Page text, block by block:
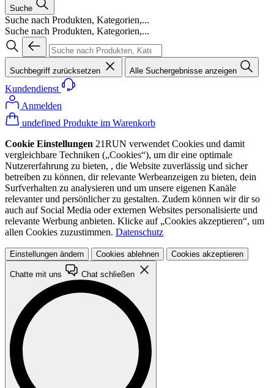
Suche
Suche nach Produkten, Kategorien,...
Suche nach Produkten, Kategorien,...
Suchbegriff zurücksetzen Alle Suchergebnisse anzeigen
Kundendienst
Anmelden
undefined Produkte im Warenkorb
Cookie Einstellungen 21RUN verwendet Cookies und damit
vergleichbare Techniken („Cookies“), um dir eine optimale
Nutzererfahrung zu bieten, , die Website zuverlässig und sicher
betreiben zu können, dir relevante Werbeanzeigen zu bieten, dein
Surfverhalten zu analysieren und um unsere eigenen Kanäle
relevanter und persönlicher zu gestalten. Zudem können wir dir so
auch auf Social Media oder externen Websites personalisierte und
relevante Werbung anbieten. Klicke auf „Cookies akzeptieren“, um
allen Cookies zuzustimmen. Datenschutz
Einstellungen ändern Cookies ablehnen Cookies akzeptieren
Chatte mit uns Chat schließen